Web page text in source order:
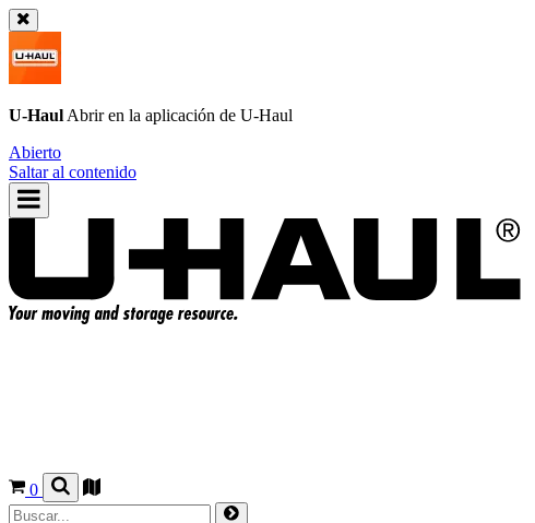
U-Haul Abrir en la aplicación de U-Haul
Abierto
Saltar al contenido
0